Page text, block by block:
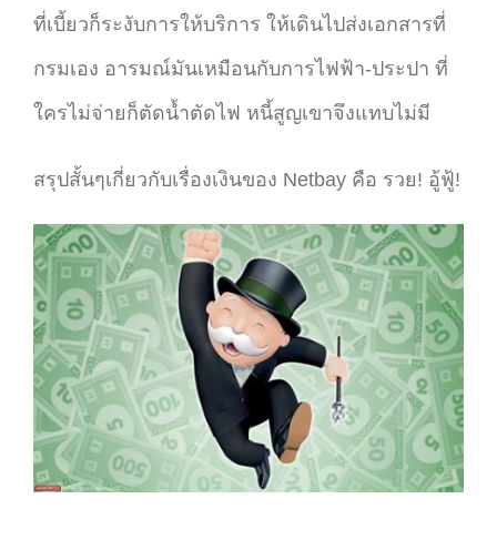
ที่เบี้ยวก็ระงับการให้บริการ ให้เดินไปส่งเอกสารที่
กรมเอง อารมณ์มันเหมือนกับการไฟฟ้า-ประปา ที่
ใครไม่จ่ายก็ตัดน้ำตัดไฟ หนี้สูญเขาจึงแทบไม่มี
สรุปสั้นๆเกี่ยวกับเรื่องเงินของ Netbay คือ รวย! อู้ฟู้!